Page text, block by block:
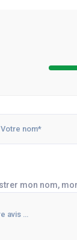
mon nom,